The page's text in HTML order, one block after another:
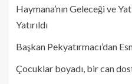
Haymana’nın Geleceği ve
Yatırıldı
Başkan Pekyatırmacı’dan
Çocuklar boyadı, bir can